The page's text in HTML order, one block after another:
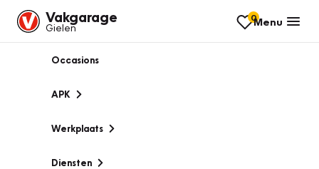
Vakgarage
Gielen
0Menu
Occasions
APK
Werkplaats
Diensten